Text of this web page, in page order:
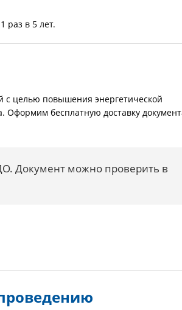
раз в 5 лет.
с целью повышения энергетической
Оформим бесплатную доставку
Документ можно проверить в